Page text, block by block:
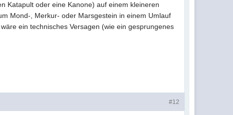
Katapult oder eine Kanone) auf einem kleineren
Mond-, Merkur- oder Marsgestein in einem Umlauf
ein technisches Versagen (wie ein gesprungenes
#12